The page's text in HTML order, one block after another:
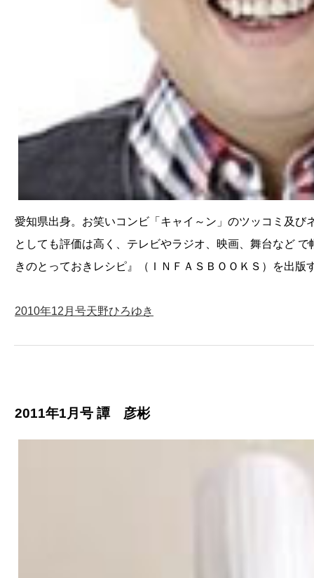
愛知県出身。お笑いコンビ「キャイ～ン」のツッコミ及び
としても評価は高く、テレビやラジオ、映画、舞台など
きのとっておきレシピ』（ＩＮＦＡＳＢＯＯＫＳ）を出版
2010年12月号天野ひろゆき
2011年1月号 譚 彦彬